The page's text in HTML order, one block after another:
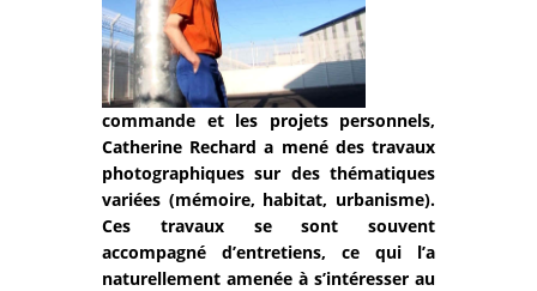
commande et les projets personnels,
Catherine Rechard a mené des travaux
photographiques sur des thématiques
variées (mémoire, habitat, urbanisme).
Ces travaux se sont souvent
accompagné d’entretiens, ce qui l’a
naturellement amenée à s’intéresser au